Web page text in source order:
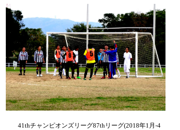
41thチャンピオンズリーグ87thリーグ(2018年1月-4